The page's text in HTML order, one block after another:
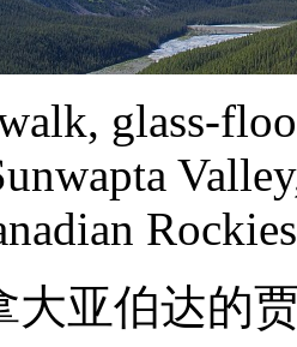
glass-
大亚伯达的